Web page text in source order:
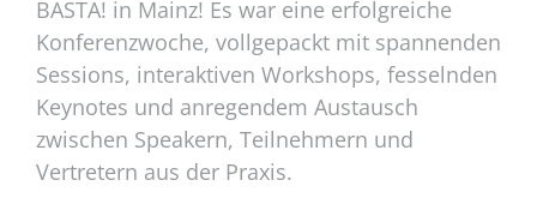
BASTA! in Mainz! Es war eine erfolgreiche
Konferenzwoche, vollgepackt mit spannenden
Sessions, interaktiven Workshops, fesselnden
Keynotes und anregendem Austausch
zwischen Speakern, Teilnehmern und
Vertretern aus der Praxis.